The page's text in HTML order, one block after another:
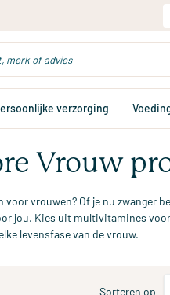
verzorging
Vrouw
voor vrouwen? Of je nu zwanger
jou. Kies uit multivitamines
levensfase van de vrouw.
Sorteren op